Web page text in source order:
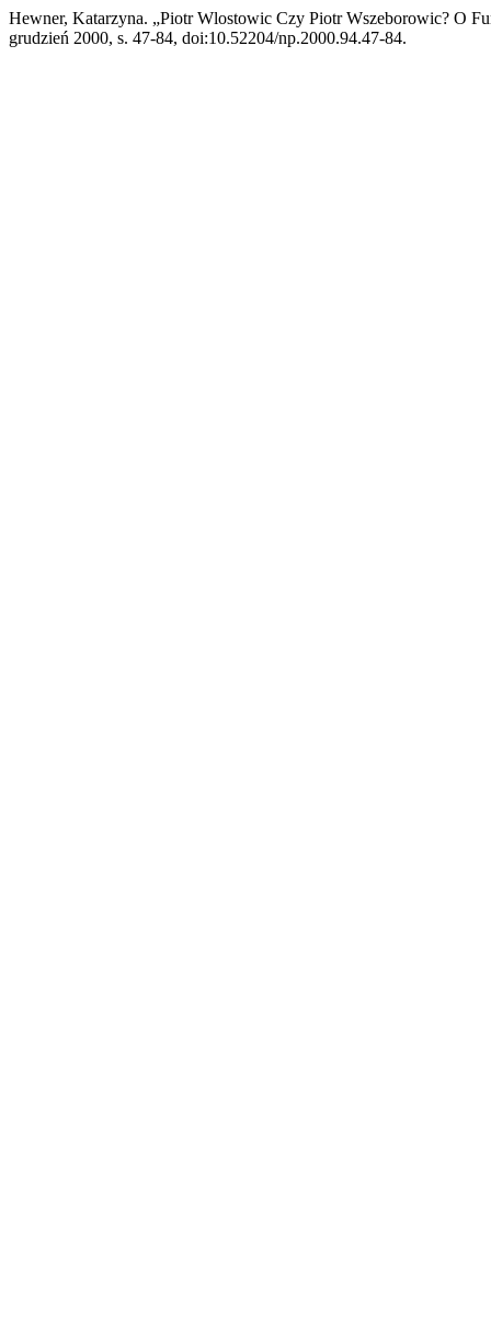
Hewner, Katarzyna. „Piotr Wlostowic Czy Piotr Wszeborowic? O
grudzień 2000, s. 47-84, doi:10.52204/np.2000.94.47-84.